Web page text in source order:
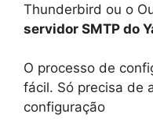
Thunderbird ou o
servidor SMTP do
O processo de
fácil. Só precisa de
configuração